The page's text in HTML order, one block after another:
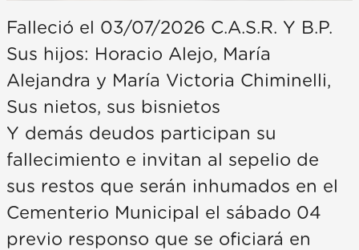
Falleció el 03/07/2026 C.A.S.R. Y B.P.
Sus hijos: Horacio Alejo, María
Alejandra y María Victoria Chiminelli,
Sus nietos, sus bisnietos
Y demás deudos participan su
fallecimiento e invitan al sepelio de
sus restos que serán inhumados en el
Cementerio Municipal el sábado 04
previo responso que se oficiará en